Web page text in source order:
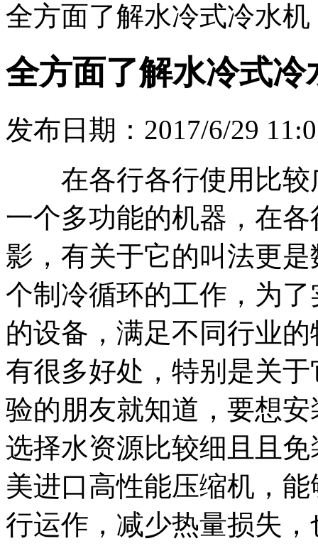
全方面了解水冷式冷水
全方面了解水冷式
发布日期：2017/6/29
在各行各行使用比较
一个多功能的机器，在
影，有关于它的叫法更
个制冷循环的工作，为
的设备，满足不同行业
有很多好处，特别是关
验的朋友就知道，要想
选择水资源比较细且且
美进口高性能压缩机，
行运作，减少热量损失